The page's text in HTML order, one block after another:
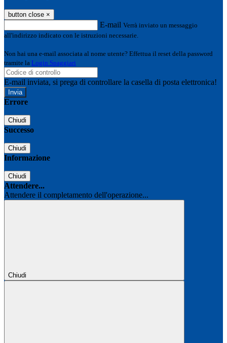
button close ×
E-mail Verrà inviato un messaggio
all'indirizzo indicato con le istruzioni necessarie.
Non hai una e-mail associata al nome utente? Effettua il reset della password
tramite la Login Spaggiari
E-mail inviata, si prega di controllare la casella di posta elettronica!
Errore
Chiudi
Successo
Chiudi
Informazione
Chiudi
Attendere...
Attendere il completamento dell'operazione...
Chiudi